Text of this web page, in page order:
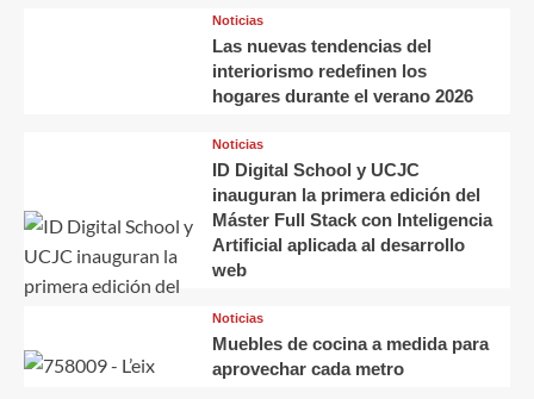
Noticias
Las nuevas tendencias del
interiorismo redefinen los
hogares durante el verano 2026
Noticias
ID Digital School y UCJC
inauguran la primera edición del
Máster Full Stack con Inteligencia
Artificial aplicada al desarrollo
web
Noticias
Muebles de cocina a medida para
aprovechar cada metro